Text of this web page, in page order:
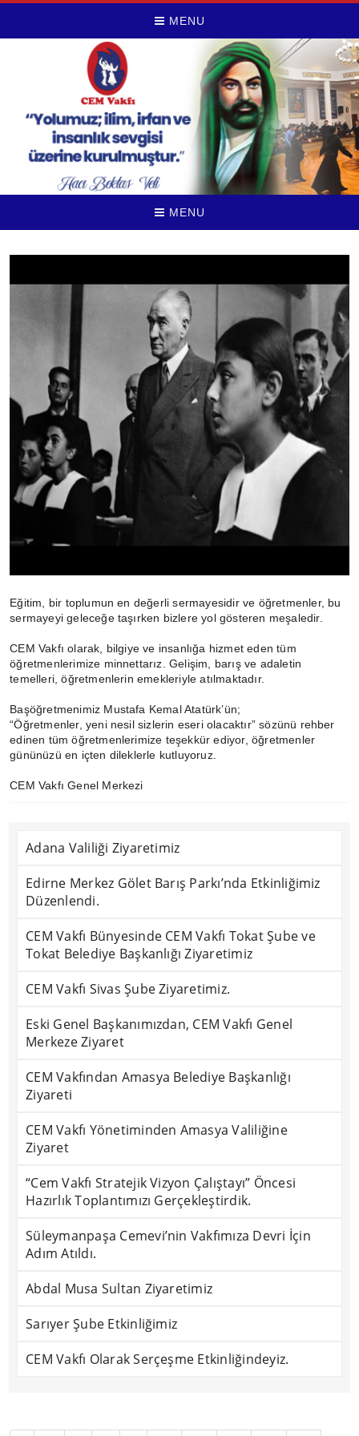
MENU
MENU
Eğitim, bir toplumun en değerli sermayesidir ve öğretmenler, bu
sermayeyi geleceğe taşırken bizlere yol gösteren meşaledir.
CEM Vakfı olarak, bilgiye ve insanlığa hizmet eden tüm
öğretmenlerimize minnettarız. Gelişim, barış ve adaletin
temelleri, öğretmenlerin emekleriyle atılmaktadır.
Başöğretmenimiz Mustafa Kemal Atatürk’ün;
“Öğretmenler, yeni nesil sizlerin eseri olacaktır” sözünü rehber
edinen tüm öğretmenlerimize teşekkür ediyor, öğretmenler
gününüzü en içten dileklerle kutluyoruz.
CEM Vakfı Genel Merkezi
Adana Valiliği Ziyaretimiz
Edirne Merkez Gölet Barış Parkı’nda Etkinliğimiz
Düzenlendi.
CEM Vakfı Bünyesinde CEM Vakfı Tokat Şube ve
Tokat Belediye Başkanlığı Ziyaretimiz
CEM Vakfı Sivas Şube Ziyaretimiz.
Eski Genel Başkanımızdan, CEM Vakfı Genel
Merkeze Ziyaret
CEM Vakfından Amasya Belediye Başkanlığı
Ziyareti
CEM Vakfı Yönetiminden Amasya Valiliğine
Ziyaret
“Cem Vakfı Stratejik Vizyon Çalıştayı” Öncesi
Hazırlık Toplantımızı Gerçekleştirdik.
Süleymanpaşa Cemevi’nin Vakfımıza Devri İçin
Adım Atıldı.
Abdal Musa Sultan Ziyaretimiz
Sarıyer Şube Etkinliğimiz
CEM Vakfı Olarak Serçeşme Etkinliğindeyiz.